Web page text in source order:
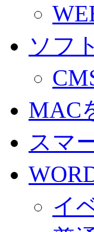
ソフ
MAC
スマ
イ